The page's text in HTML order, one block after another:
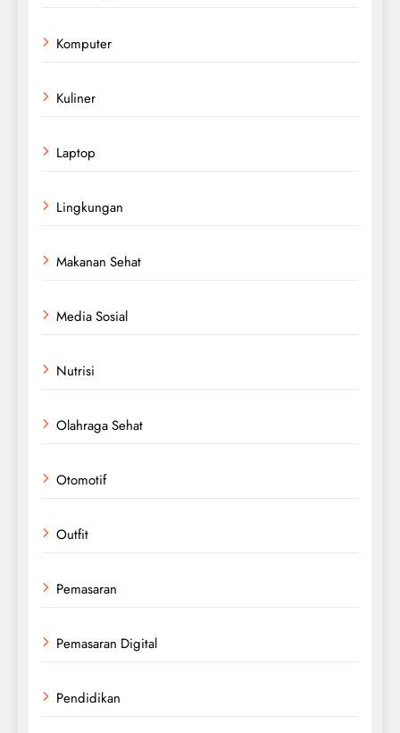
Komputer
Kuliner
Laptop
Lingkungan
Makanan Sehat
Media Sosial
Nutrisi
Olahraga Sehat
Otomotif
Outfit
Pemasaran
Pemasaran Digital
Pendidikan